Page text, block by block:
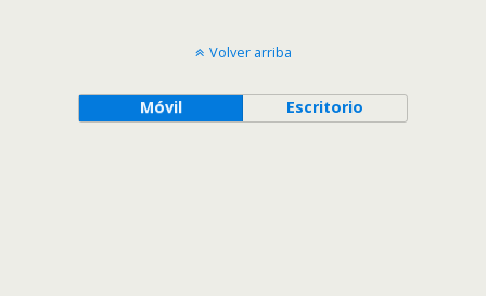
Volver arriba
Móvil Escritorio